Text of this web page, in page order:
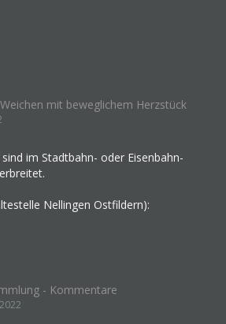
Weichen mit beweglichem Herzstück
im Stadtbahn- oder Eisenbahn-
Nellingen Ostfildern):
- Kommentare